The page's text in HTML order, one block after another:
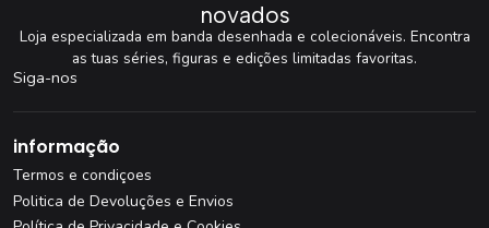
novados
Loja especializada em banda desenhada e colecionáveis. Encontra
as tuas séries, figuras e edições limitadas favoritas.
Siga-nos
informação
Termos e condiçoes
Politica de Devoluções e Envios